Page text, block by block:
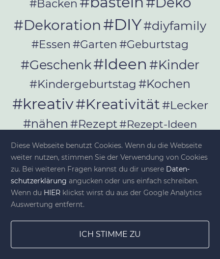
#Backen
#Dekoration #DIY#diyfamily
#Essen #Garten #Geburtstag
#Geschenk#Ideen #Kinder
#Kindergeburtstag #Kochen
#kreativ#Kreativität#Lecker
#nähen #Rezept#Rezept-Ideen
#Rezepte#selber_bauen
#selber_machen
#Selbermachen#selber_nähen
#Selfmade
#Upcycling#Werkeln
Diese Webseite benutzt Cookies. Wenn du die Webseite
weiter nutzen, stimmen Sie der Verwendung von Cookies
zu. Bei weiteren Fragen kannst du dir unsere Da­ten­
schutz­er­klä­rung angucken oder uns einfach schreiben.
Wenn du HIER klickst wirst du aus der Google Analytics
Auswertung entfernt.
ICH STIMME ZU